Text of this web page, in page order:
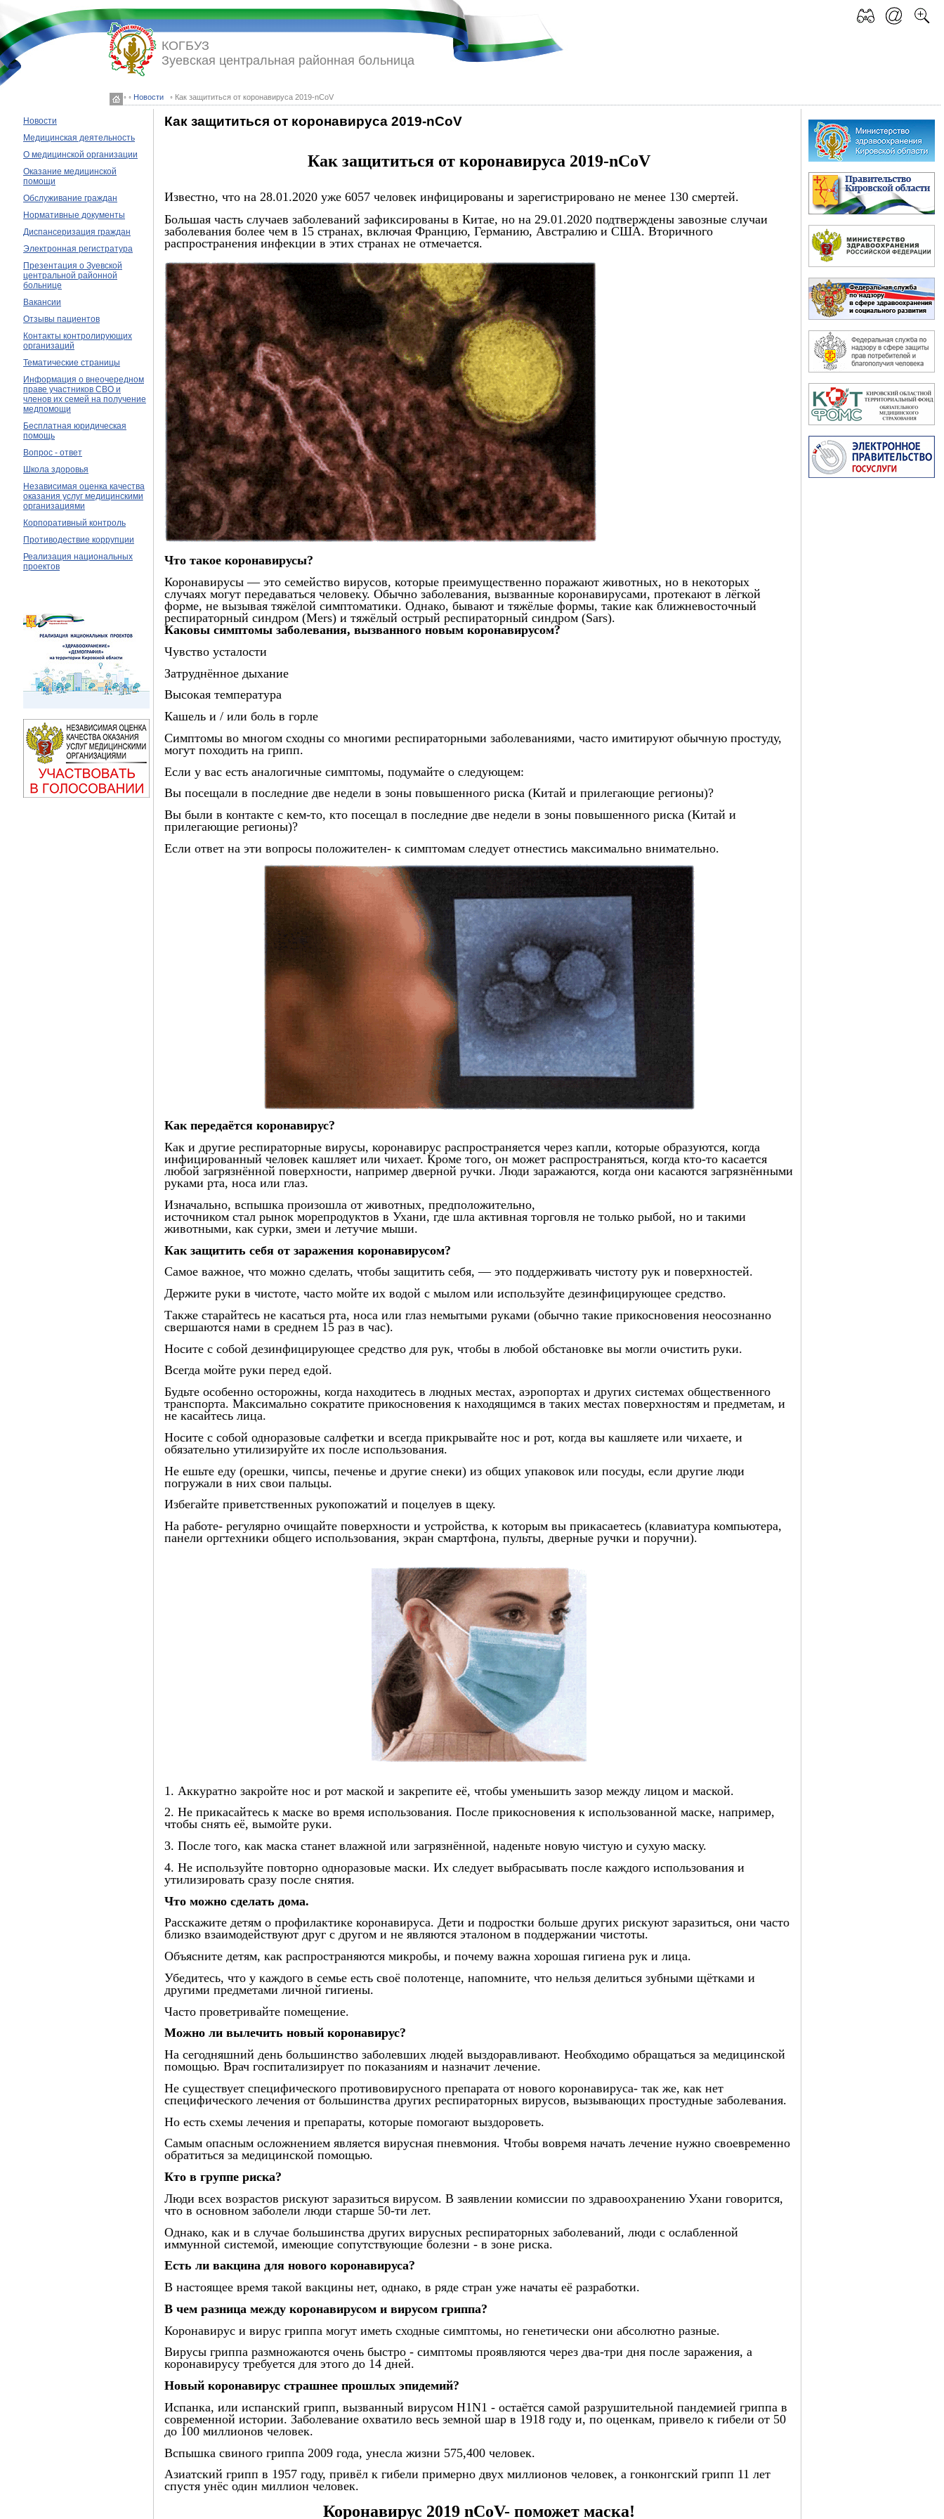
◦ ◦ Новости ◦ Как защититься от коронавируса 2019-nCoV
КОГБУЗ
Зуевская центральная районная больница
Новости
Медицинская деятельность
О медицинской организации
Оказание медицинской
помощи
Обслуживание граждан
Нормативные документы
Диспансеризация граждан
Электронная регистратура
Презентация о Зуевской
центральной районной
больнице
Вакансии
Отзывы пациентов
Контакты контролирующих
организаций
Тематические страницы
Информация о внеочередном
праве участников СВО и
членов их семей на получение
медпомощи
Бесплатная юридическая
помощь
Вопрос - ответ
Школа здоровья
Независимая оценка качества
оказания услуг медицинскими
организациями
Корпоративный контроль
Противодествие коррупции
Реализация национальных
проектов
Как защититься от коронавируса 2019-nCoV
Как защититься от коронавируса 2019-nCoV
Известно, что на 28.01.2020 уже 6057 человек инфицированы и зарегистрировано не менее 130 смертей.
Большая часть случаев заболеваний зафиксированы в Китае, но на 29.01.2020 подтверждены завозные случаи
заболевания более чем в 15 странах, включая Францию, Германию, Австралию и США. Вторичного
распространения инфекции в этих странах не отмечается.
Что такое коронавирусы?
Коронавирусы — это семейство вирусов, которые преимущественно поражают животных, но в некоторых
случаях могут передаваться человеку. Обычно заболевания, вызванные коронавирусами, протекают в лёгкой
форме, не вызывая тяжёлой симптоматики. Однако, бывают и тяжёлые формы, такие как ближневосточный
респираторный синдром (Mers) и тяжёлый острый респираторный синдром (Sars).
Каковы симптомы заболевания, вызванного новым коронавирусом?
Чувство усталости
Затруднённое дыхание
Высокая температура
Кашель и / или боль в горле
Симптомы во многом сходны со многими респираторными заболеваниями, часто имитируют обычную простуду,
могут походить на грипп.
Если у вас есть аналогичные симптомы, подумайте о следующем:
Вы посещали в последние две недели в зоны повышенного риска (Китай и прилегающие регионы)?
Вы были в контакте с кем-то, кто посещал в последние две недели в зоны повышенного риска (Китай и
прилегающие регионы)?
Если ответ на эти вопросы положителен- к симптомам следует отнестись максимально внимательно.
Как передаётся коронавирус?
Как и другие респираторные вирусы, коронавирус распространяется через капли, которые образуются, когда
инфицированный человек кашляет или чихает. Кроме того, он может распространяться, когда кто-то касается
любой загрязнённой поверхности, например дверной ручки. Люди заражаются, когда они касаются загрязнёнными
руками рта, носа или глаз.
Изначально, вспышка произошла от животных, предположительно,
источником стал рынок морепродуктов в Ухани, где шла активная торговля не только рыбой, но и такими
животными, как сурки, змеи и летучие мыши.
Как защитить себя от заражения коронавирусом?
Самое важное, что можно сделать, чтобы защитить себя, — это поддерживать чистоту рук и поверхностей.
Держите руки в чистоте, часто мойте их водой с мылом или используйте дезинфицирующее средство.
Также старайтесь не касаться рта, носа или глаз немытыми руками (обычно такие прикосновения неосознанно
свершаются нами в среднем 15 раз в час).
Носите с собой дезинфицирующее средство для рук, чтобы в любой обстановке вы могли очистить руки.
Всегда мойте руки перед едой.
Будьте особенно осторожны, когда находитесь в людных местах, аэропортах и других системах общественного
транспорта. Максимально сократите прикосновения к находящимся в таких местах поверхностям и предметам, и
не касайтесь лица.
Носите с собой одноразовые салфетки и всегда прикрывайте нос и рот, когда вы кашляете или чихаете, и
обязательно утилизируйте их после использования.
Не ешьте еду (орешки, чипсы, печенье и другие снеки) из общих упаковок или посуды, если другие люди
погружали в них свои пальцы.
Избегайте приветственных рукопожатий и поцелуев в щеку.
На работе- регулярно очищайте поверхности и устройства, к которым вы прикасаетесь (клавиатура компьютера,
панели оргтехники общего использования, экран смартфона, пульты, дверные ручки и поручни).
1. Аккуратно закройте нос и рот маской и закрепите её, чтобы уменьшить зазор между лицом и маской.
2. Не прикасайтесь к маске во время использования. После прикосновения к использованной маске, например,
чтобы снять её, вымойте руки.
3. После того, как маска станет влажной или загрязнённой, наденьте новую чистую и сухую маску.
4. Не используйте повторно одноразовые маски. Их следует выбрасывать после каждого использования и
утилизировать сразу после снятия.
Что можно сделать дома.
Расскажите детям о профилактике коронавируса. Дети и подростки больше других рискуют заразиться, они часто
близко взаимодействуют друг с другом и не являются эталоном в поддержании чистоты.
Объясните детям, как распространяются микробы, и почему важна хорошая гигиена рук и лица.
Убедитесь, что у каждого в семье есть своё полотенце, напомните, что нельзя делиться зубными щётками и
другими предметами личной гигиены.
Часто проветривайте помещение.
Можно ли вылечить новый коронавирус?
На сегодняшний день большинство заболевших людей выздоравливают. Необходимо обращаться за медицинской
помощью. Врач госпитализирует по показаниям и назначит лечение.
Не существует специфического противовирусного препарата от нового коронавируса- так же, как нет
специфического лечения от большинства других респираторных вирусов, вызывающих простудные заболевания.
Но есть схемы лечения и препараты, которые помогают выздороветь.
Самым опасным осложнением является вирусная пневмония. Чтобы вовремя начать лечение нужно своевременно
обратиться за медицинской помощью.
Кто в группе риска?
Люди всех возрастов рискуют заразиться вирусом. В заявлении комиссии по здравоохранению Ухани говорится,
что в основном заболели люди старше 50-ти лет.
Однако, как и в случае большинства других вирусных респираторных заболеваний, люди с ослабленной
иммунной системой, имеющие сопутствующие болезни - в зоне риска.
Есть ли вакцина для нового коронавируса?
В настоящее время такой вакцины нет, однако, в ряде стран уже начаты её разработки.
В чем разница между коронавирусом и вирусом гриппа?
Коронавирус и вирус гриппа могут иметь сходные симптомы, но генетически они абсолютно разные.
Вирусы гриппа размножаются очень быстро - симптомы проявляются через два-три дня после заражения, а
коронавирусу требуется для этого до 14 дней.
Новый коронавирус страшнее прошлых эпидемий?
Испанка, или испанский грипп, вызванный вирусом H1N1 - остаётся самой разрушительной пандемией гриппа в
современной истории. Заболевание охватило весь земной шар в 1918 году и, по оценкам, привело к гибели от 50
до 100 миллионов человек.
Вспышка свиного гриппа 2009 года, унесла жизни 575,400 человек.
Азиатский грипп в 1957 году, привёл к гибели примерно двух миллионов человек, а гонконгский грипп 11 лет
спустя унёс один миллион человек.
Коронавирус 2019 nCoV- поможет маска!